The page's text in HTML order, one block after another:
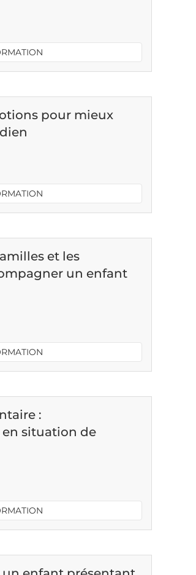
pour mieux
et les
un enfant
:
situation de